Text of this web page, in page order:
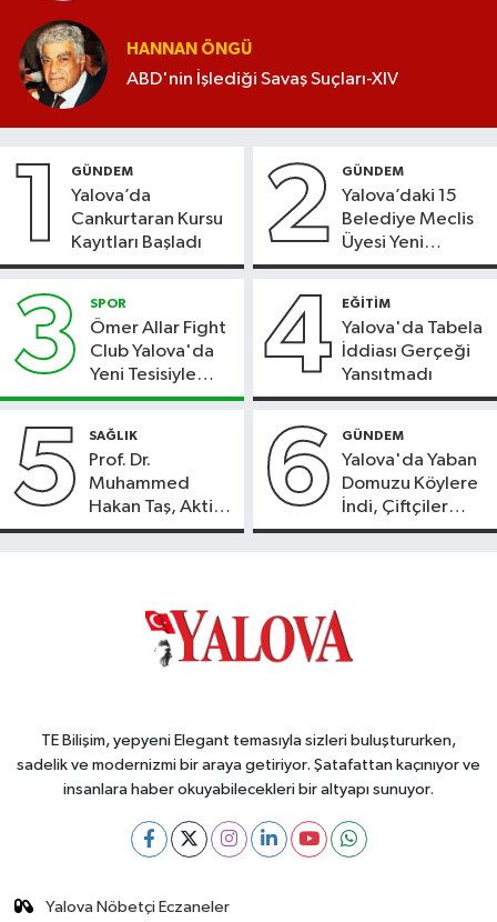
HANNAN ÖNGÜ
ABD'nin İşlediği Savaş Suçları-XIV
1 GÜNDEM
Yalova’da
Cankurtaran Kursu
Kayıtları Başladı
2 GÜNDEM
Yalova’daki 15
Belediye Meclis
Üyesi Yeni
Parti’ye Geçiyor
3 SPOR
Ömer Allar Fight
Club Yalova'da
Yeni Tesisiyle
Hizmete Başladı
4 EĞİTİM
Yalova'da Tabela
İddiası Gerçeği
Yansıtmadı
5 SAĞLIK
Prof. Dr.
Muhammed
Hakan Taş, Aktif
International
6 GÜNDEM
Yalova'da Yaban
Domuzu Köylere
İndi, Çiftçiler
Endişeli!
TE Bilişim, yepyeni Elegant temasıyla sizleri buluştururken,
sadelik ve modernizmi bir araya getiriyor. Şatafattan kaçınıyor ve
insanlara haber okuyabilecekleri bir altyapı sunuyor.
Yalova Nöbetçi Eczaneler